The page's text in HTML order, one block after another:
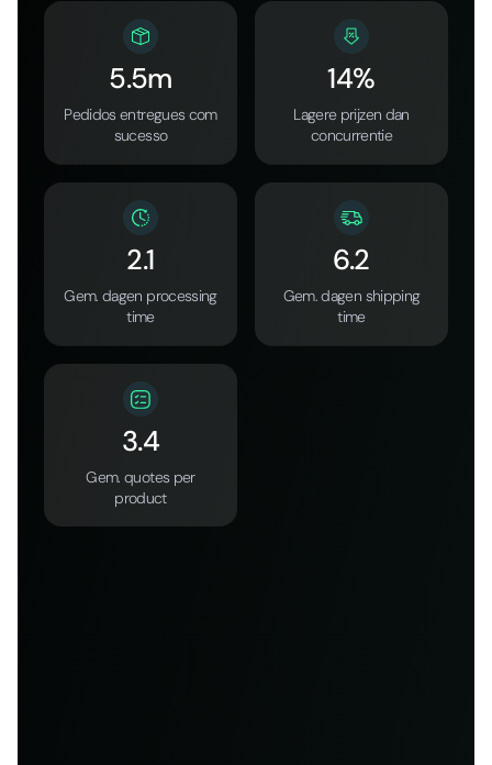
5.5m
Pedidos entregues com
sucesso
14%
Lagere prijzen dan
concurrentie
2.1
Gem. dagen processing
time
6.2
Gem. dagen shipping
time
3.4
Gem. quotes per
product